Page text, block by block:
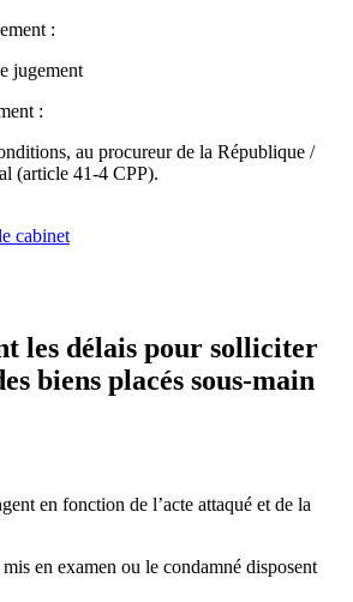
:
jugement
:
au procureur de la République /
(article 41-4 CPP).
cabinet
les délais pour solliciter
biens placés sous-main
en fonction de l’acte attaqué et de la
en examen ou le condamné disposent